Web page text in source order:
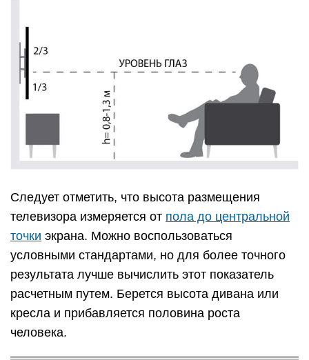
Следует отметить, что высота размещения
телевизора измеряется от пола до центральной
точки экрана. Можно воспользоваться
условными стандартами, но для более точного
результата лучше вычислить этот показатель
расчетным путем. Берется высота дивана или
кресла и прибавляется половина роста
человека.